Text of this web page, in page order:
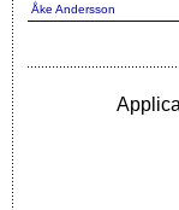
Åke Andersson